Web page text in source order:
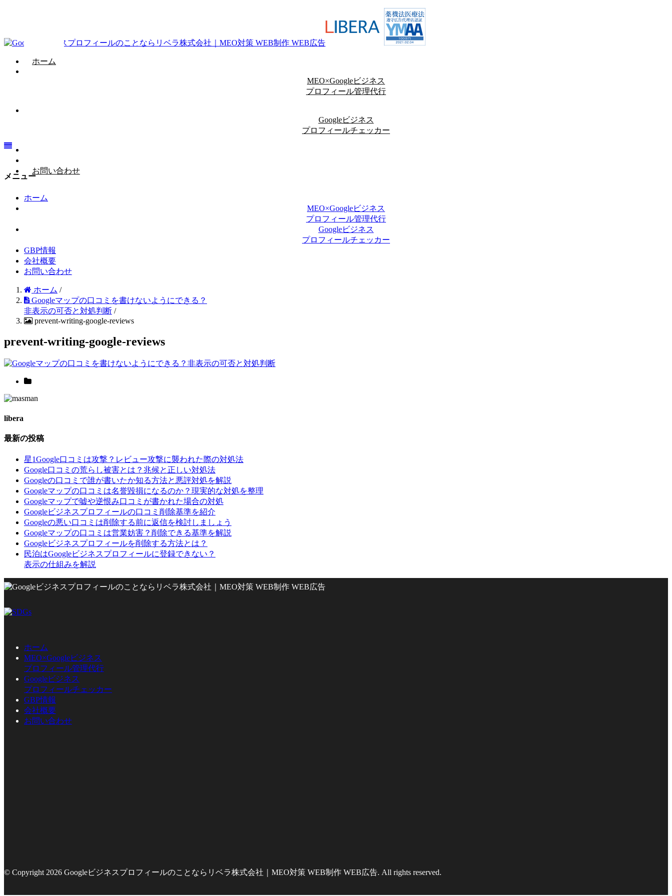
ホーム
MEO×Googleビジネス
プロフィール管理代行
Googleビジネス
プロフィールチェッカー
お問い合わせ
メニュー
ホーム
MEO×Googleビジネス
プロフィール管理代行
Googleビジネス
プロフィールチェッカー
GBP情報
会社概要
お問い合わせ
ホーム /
Googleマップの口コミを書けないようにできる？
非表示の可否と対処判断 /
prevent-writing-google-reviews
prevent-writing-google-reviews
libera
最新の投稿
星1Google口コミは攻撃？レビュー攻撃に襲われた際の対処法
Google口コミの荒らし被害とは？兆候と正しい対処法
Googleの口コミで誰が書いたか知る方法と悪評対処を解説
Googleマップの口コミは名誉毀損になるのか？現実的な対処を整理
Googleマップで嘘や逆恨み口コミが書かれた場合の対処
Googleビジネスプロフィールの口コミ削除基準を紹介
Googleの悪い口コミは削除する前に返信を検討しましょう
Googleマップの口コミは営業妨害？削除できる基準を解説
Googleビジネスプロフィールを削除する方法とは？
民泊はGoogleビジネスプロフィールに登録できない？
表示の仕組みを解説
ホーム
MEO×Googleビジネス
プロフィール管理代行
Googleビジネス
プロフィールチェッカー
GBP情報
会社概要
お問い合わせ
© Copyright 2026 Googleビジネスプロフィールのことならリベラ株式会社｜MEO対策 WEB制作 WEB広告. All rights reserved.